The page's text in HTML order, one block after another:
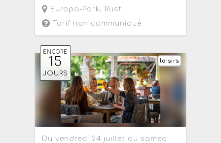
Europa-Park, Rust
Tarif non communiqué
ENCORE
15
JOURS
loisirs
Du vendredi 24 juillet au samedi